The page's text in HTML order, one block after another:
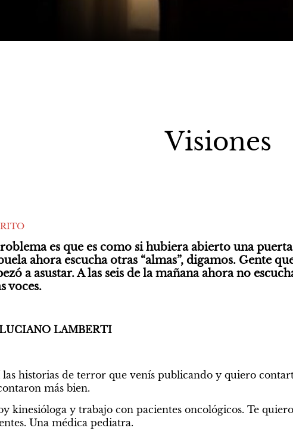
Visiones
es que es como si hubiera abierto una
ahora escucha otras “almas”, digamos. Gente
a asustar. A las seis de la mañana ahora no
voces.
LAMBERTI
las historias de terror que venís publicando y quiero
más bien.
kinesióloga y trabajo con pacientes oncológicos. Te
Una médica pediatra.